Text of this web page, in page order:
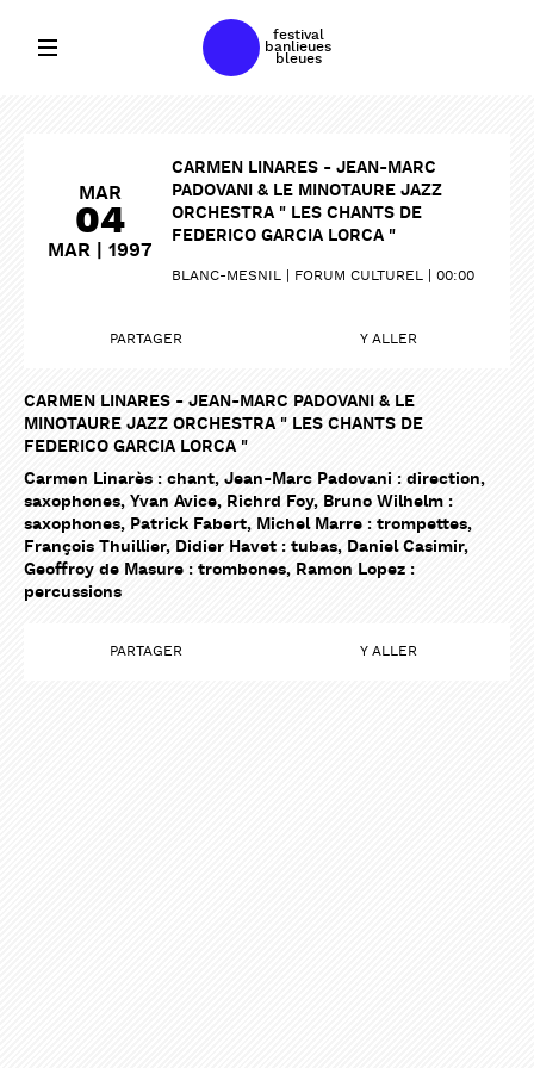
festival
banlieues
bleues
MAR
04
MAR | 1997
CARMEN LINARES - JEAN-MARC
PADOVANI & LE MINOTAURE JAZZ
ORCHESTRA " LES CHANTS DE
FEDERICO GARCIA LORCA "
BLANC-MESNIL FORUM CULTUREL 00:00
PARTAGER Y ALLER
CARMEN LINARES - JEAN-MARC PADOVANI & LE
MINOTAURE JAZZ ORCHESTRA " LES CHANTS DE
FEDERICO GARCIA LORCA "
Carmen Linarès : chant, Jean-Marc Padovani : direction,
saxophones, Yvan Avice, Richrd Foy, Bruno Wilhelm :
saxophones, Patrick Fabert, Michel Marre : trompettes,
François Thuillier, Didier Havet : tubas, Daniel Casimir,
Geoffroy de Masure : trombones, Ramon Lopez :
percussions
PARTAGER Y ALLER
PARTAGER
PARTAGER